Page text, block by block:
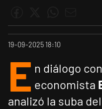
19-09-2025 18:10
E n diálogo con
economista
analizó la suba